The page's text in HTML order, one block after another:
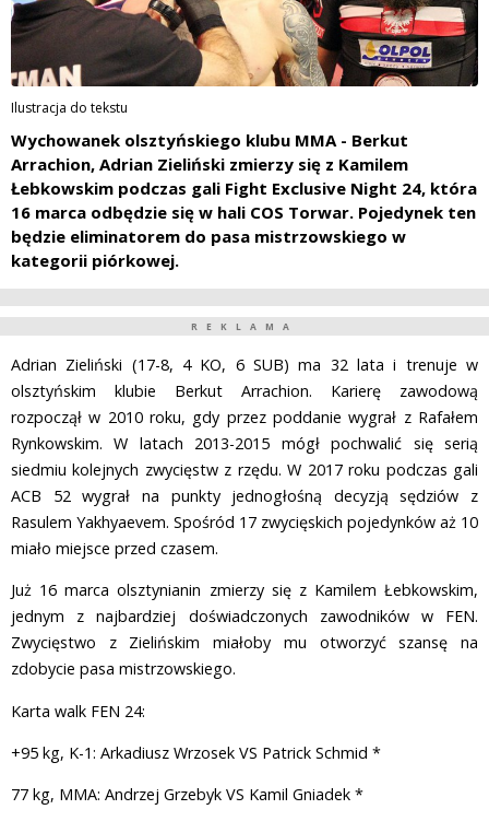
Ilustracja do tekstu
Wychowanek olsztyńskiego klubu MMA - Berkut
Arrachion, Adrian Zieliński zmierzy się z Kamilem
Łebkowskim podczas gali Fight Exclusive Night 24, która
16 marca odbędzie się w hali COS Torwar. Pojedynek ten
będzie eliminatorem do pasa mistrzowskiego w
kategorii piórkowej.
REKLAMA
Adrian Zieliński (17-8, 4 KO, 6 SUB) ma 32 lata i trenuje w
olsztyńskim klubie Berkut Arrachion. Karierę zawodową
rozpoczął w 2010 roku, gdy przez poddanie wygrał z Rafałem
Rynkowskim. W latach 2013-2015 mógł pochwalić się serią
siedmiu kolejnych zwycięstw z rzędu. W 2017 roku podczas gali
ACB 52 wygrał na punkty jednogłośną decyzją sędziów z
Rasulem Yakhyaevem. Spośród 17 zwycięskich pojedynków aż 10
miało miejsce przed czasem.
Już 16 marca olsztynianin zmierzy się z Kamilem Łebkowskim,
jednym z najbardziej doświadczonych zawodników w FEN.
Zwycięstwo z Zielińskim miałoby mu otworzyć szansę na
zdobycie pasa mistrzowskiego.
Karta walk FEN 24:
+95 kg, K-1: Arkadiusz Wrzosek VS Patrick Schmid *
77 kg, MMA: Andrzej Grzebyk VS Kamil Gniadek *